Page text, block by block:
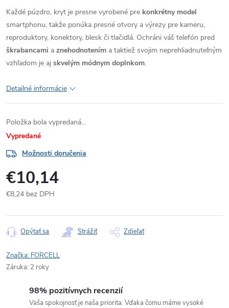
Každé púzdro, kryt je presne vyrobené pre konkrétny model
smartphonu, takže ponúka presné otvory a výrezy pre kameru,
reproduktory, konektory, blesk či tlačidlá. Ochráni váš telefón pred
škrabancami a znehodnotením a taktiež svojim neprehliadnuteľným
vzhľadom je aj skvelým módnym doplnkom.
Detailné informácie
Položka bola vypredaná…
Vypredané
Možnosti doručenia
€10,14
€8,24 bez DPH
cena:
Opýtať sa Strážiť Zdieľať
Značka: FORCELL
Záruka: 2 roky
98% pozitívnych recenzií
Vaša spokojnosť je naša priorita. Vďaka čomu máme vysoké